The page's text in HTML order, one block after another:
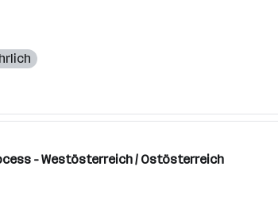
- Westösterreich / Ostösterreich